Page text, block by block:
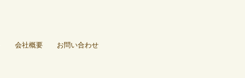
会社概要 お問い合わせ